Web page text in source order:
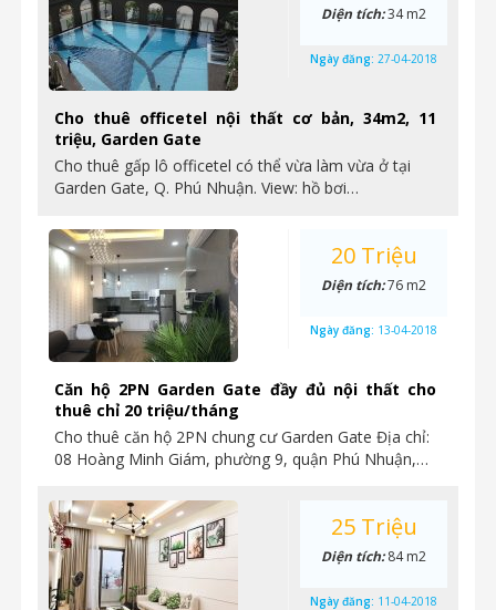
Cho thuê officetel nội thất cơ bản, 34m2, 11
triệu, Garden Gate
Cho thuê gấp lô officetel có thể vừa làm vừa ở tại
Garden Gate, Q. Phú Nhuận. View: hồ bơi…
Diện tích:34 m2
Ngày đăng: 27-04-2018
Căn hộ 2PN Garden Gate đầy đủ nội thất cho
thuê chỉ 20 triệu/tháng
Cho thuê căn hộ 2PN chung cư Garden Gate Địa chỉ:
08 Hoàng Minh Giám, phường 9, quận Phú Nhuận,…
20 Triệu
Diện tích:76 m2
Ngày đăng: 13-04-2018
25 Triệu
Diện tích:84 m2
Ngày đăng: 11-04-2018